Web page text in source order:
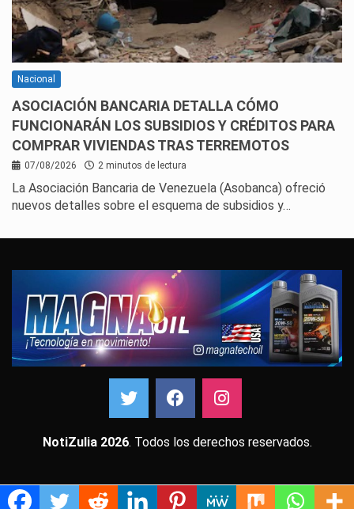
Nacional
ASOCIACIÓN BANCARIA DETALLA CÓMO
FUNCIONARÁN LOS SUBSIDIOS Y CRÉDITOS PARA
COMPRAR VIVIENDAS TRAS TERREMOTOS
07/08/2026 2 minutos de lectura
La Asociación Bancaria de Venezuela (Asobanca) ofreció
nuevos detalles sobre el esquema de subsidios y…
NotiZulia 2026. Todos los derechos reservados.